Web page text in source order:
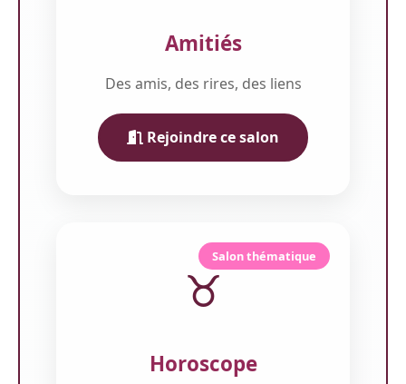
Amitiés
Des amis, des rires, des liens
Rejoindre ce salon
Salon thématique
♉
Horoscope